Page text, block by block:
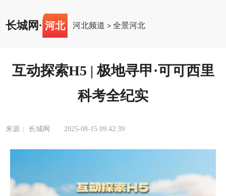
长城网 · 河北 河北频道 >全景河北
互动探索H5 | 极地寻甲·可可西里
科考全纪实
来源： 长城网 2025-08-15 09:42:39